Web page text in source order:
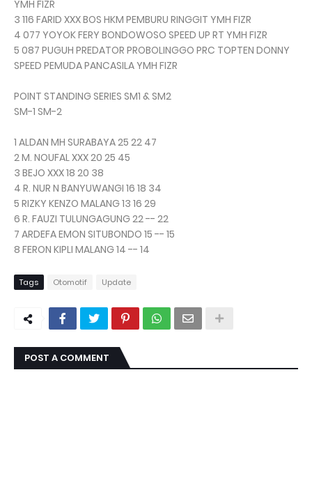
YMH FIZR
3 116 FARID XXX BOS HKM PEMBURU RINGGIT YMH FIZR
4 077 YOYOK FERY BONDOWOSO SPEED UP RT YMH FIZR
5 087 PUGUH PREDATOR PROBOLINGGO PRC TOPTEN DONNY
SPEED PEMUDA PANCASILA YMH FIZR
POINT STANDING SERIES SM1 & SM2
SM-1 SM-2
1 ALDAN MH SURABAYA 25 22 47
2 M. NOUFAL XXX 20 25 45
3 BEJO XXX 18 20 38
4 R. NUR N BANYUWANGI 16 18 34
5 RIZKY KENZO MALANG 13 16 29
6 R. FAUZI TULUNGAGUNG 22 -- 22
7 ARDEFA EMON SITUBONDO 15 -- 15
8 FERON KIPLI MALANG 14 -- 14
Tags Otomotif Update
POST A COMMENT